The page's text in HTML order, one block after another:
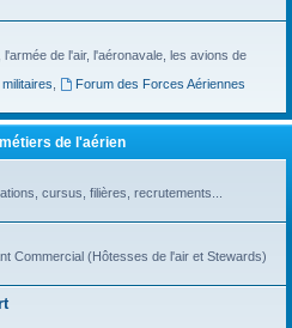
de l'air, l'aéronavale, les avions de
Forum des Forces Aériennes
de l'aérien
cursus, filières, recrutements...
Commercial (Hôtesses de l'air et Stewards)